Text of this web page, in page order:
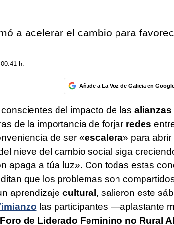
a acelerar el cambio para
h.
Añade a La Voz de Galicia en Google
del impacto de las alianzas
de la importancia de forjar redes
de ser «escalera» para abrir
nieve del cambio social siga
apaga a túa luz». Con todas estas
que los problemas son
aprendizaje cultural , salieron este
las participantes —aplastante
Foro de Liderado Feminino no Rural